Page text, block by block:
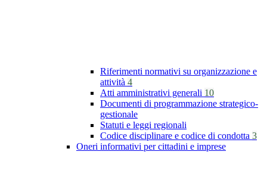
Riferimenti normativi su organizzazione e
attività 4
Atti amministrativi generali 10
Documenti di programmazione strategico-
gestionale
Statuti e leggi regionali
Codice disciplinare e codice di condotta 3
Oneri informativi per cittadini e imprese